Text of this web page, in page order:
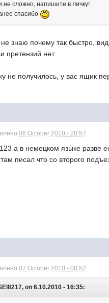
не сложно, напишите в личку!
спасибо
знаю почему так быстро,
претензий нет
не получилось, у вас ящик
06 October 2010 - 20:57
а в немецком языке разве
писал что со второго
07 October 2010 - 08:52
on 6.10.2010 - 16:35: